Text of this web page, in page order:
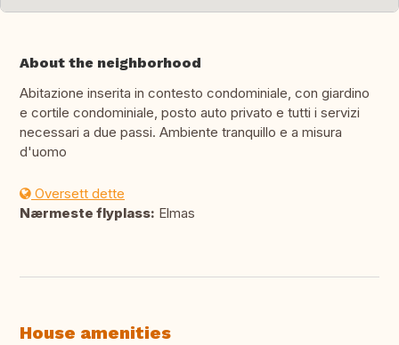
About the neighborhood
Abitazione inserita in contesto condominiale, con giardino
e cortile condominiale, posto auto privato e tutti i servizi
necessari a due passi. Ambiente tranquillo e a misura
d'uomo
Oversett dette
Nærmeste flyplass: Elmas
House amenities